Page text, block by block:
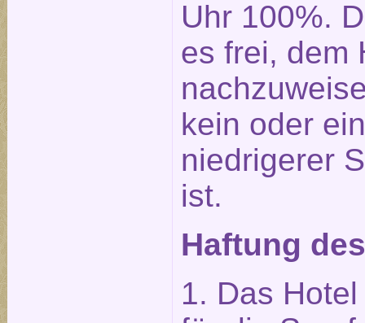
Uhr 100%.
es frei, dem
kein oder
niedrigerer
ist.
Haftung
1. Das